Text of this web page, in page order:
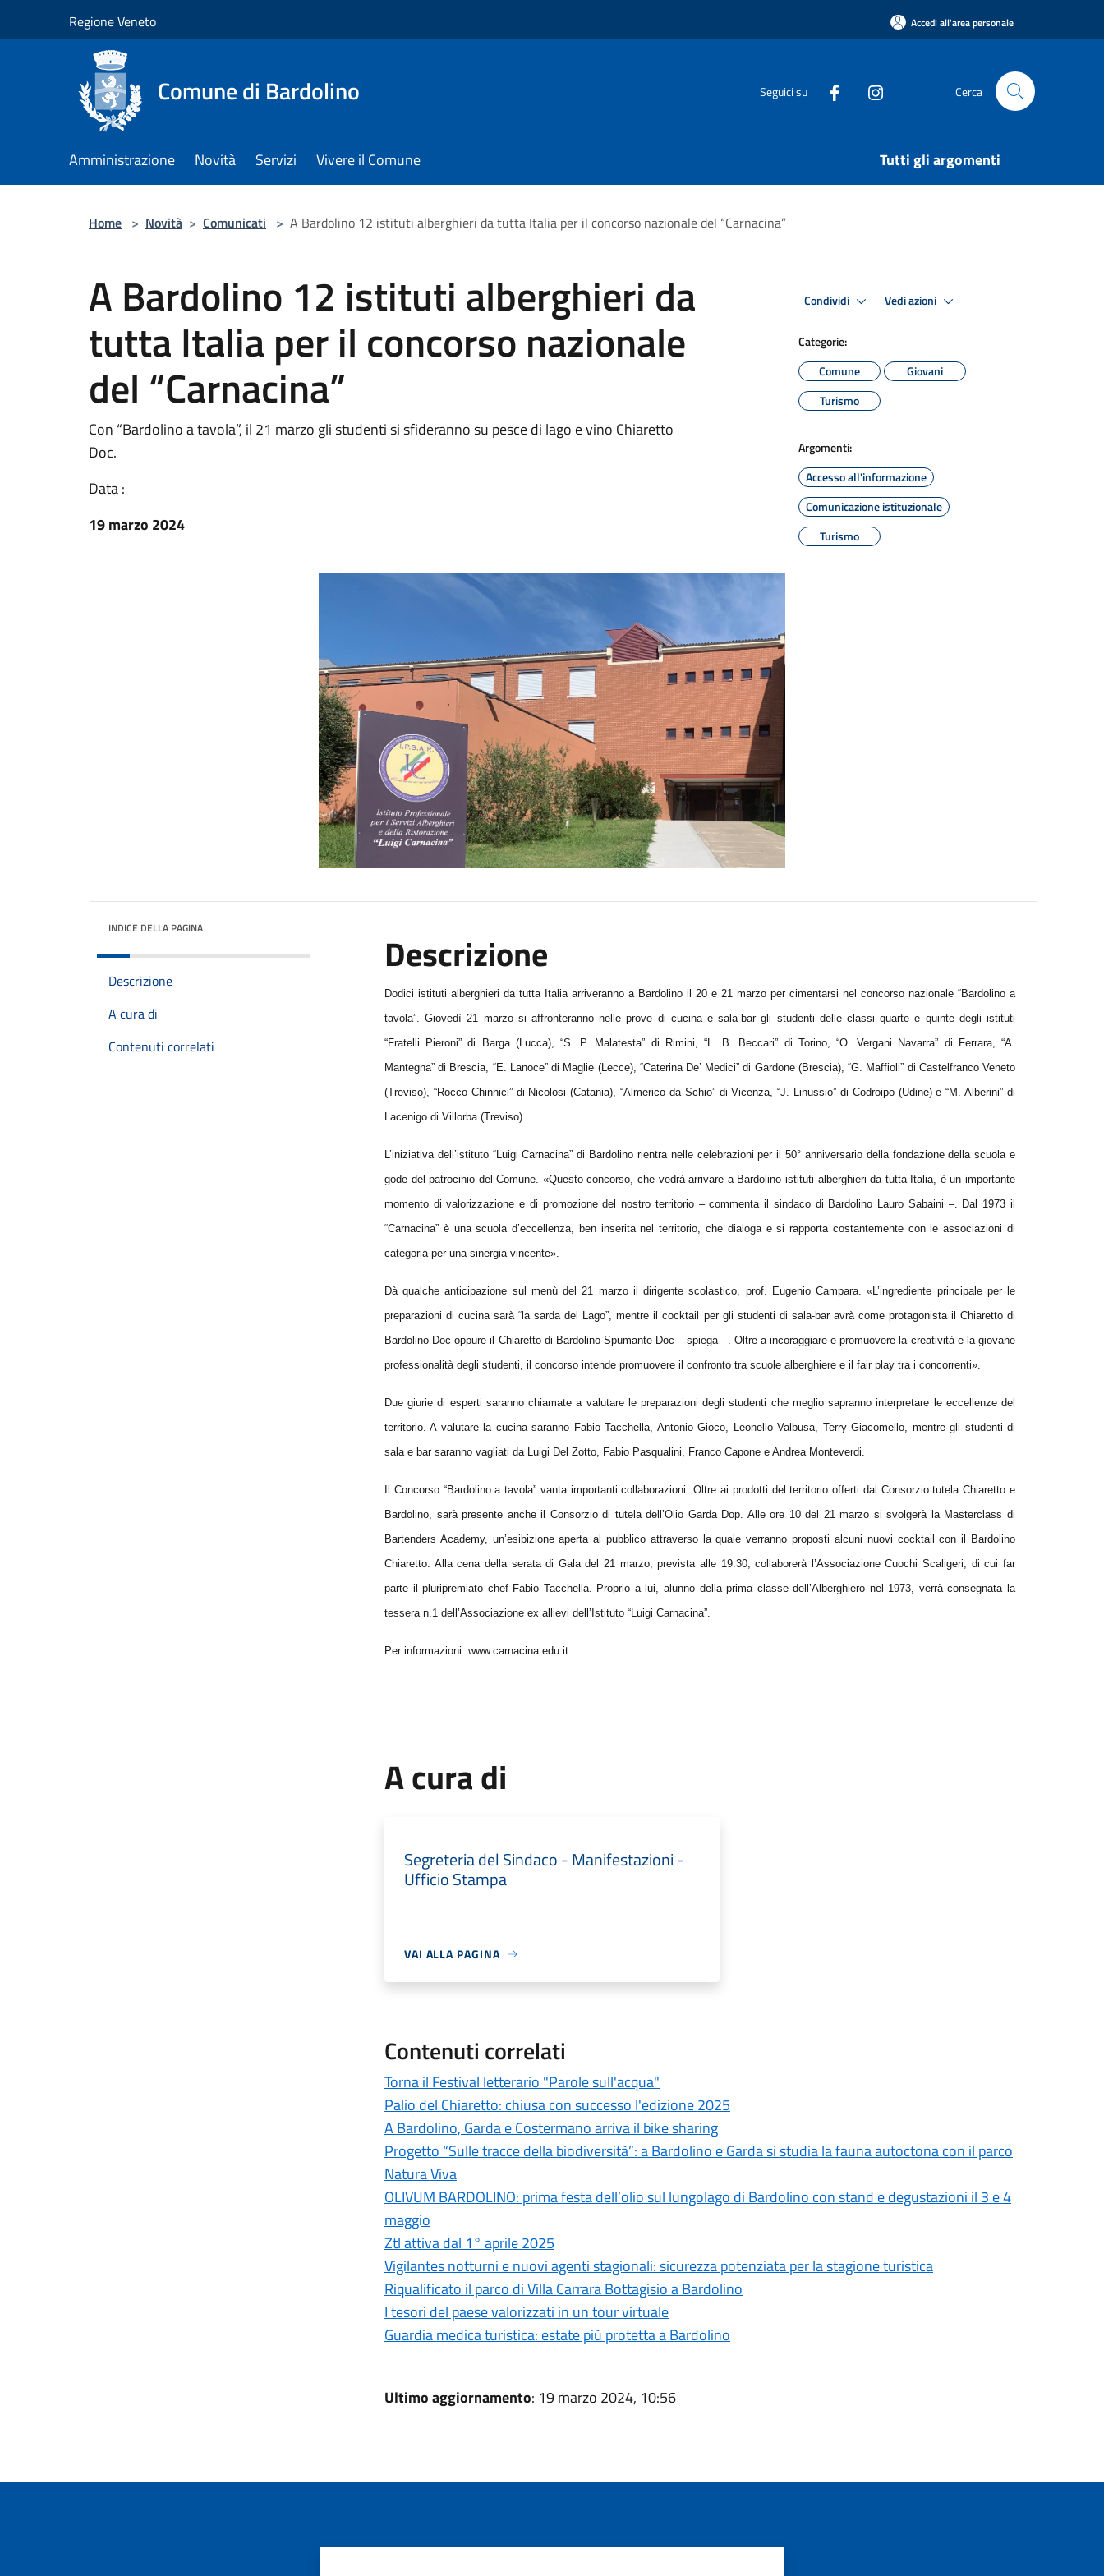
Regione Veneto Accedi all'area personale
Comune di Bardolino Seguici su Cerca
Amministrazione Novità Servizi Vivere il Comune Tutti gli argomenti
Home > Novità > Comunicati > A Bardolino 12 istituti alberghieri da tutta Italia per il concorso nazionale del “Carnacina”
A Bardolino 12 istituti alberghieri da
tutta Italia per il concorso nazionale
del “Carnacina”
Con “Bardolino a tavola”, il 21 marzo gli studenti si sfideranno su pesce di lago e vino Chiaretto
Doc.
Data :
19 marzo 2024
Condividi Vedi azioni
Categorie:
Comune
Giovani
Turismo
Argomenti:
Accesso all'informazione
Comunicazione istituzionale
Turismo
INDICE DELLA PAGINA
Descrizione
A cura di
Contenuti correlati
Descrizione
Dodici istituti alberghieri da tutta Italia arriveranno a Bardolino il 20 e 21 marzo per cimentarsi nel concorso nazionale “Bardolino a
tavola”. Giovedì 21 marzo si affronteranno nelle prove di cucina e sala-bar gli studenti delle classi quarte e quinte degli istituti
“Fratelli Pieroni” di Barga (Lucca), “S. P. Malatesta” di Rimini, “L. B. Beccari” di Torino, “O. Vergani Navarra” di Ferrara, “A.
Mantegna” di Brescia, “E. Lanoce” di Maglie (Lecce), “Caterina De’ Medici” di Gardone (Brescia), “G. Maffioli” di Castelfranco Veneto
(Treviso), “Rocco Chinnici” di Nicolosi (Catania), “Almerico da Schio” di Vicenza, “J. Linussio” di Codroipo (Udine) e “M. Alberini” di
Lacenigo di Villorba (Treviso).
L’iniziativa dell’istituto “Luigi Carnacina” di Bardolino rientra nelle celebrazioni per il 50° anniversario della fondazione della scuola e
gode del patrocinio del Comune. «Questo concorso, che vedrà arrivare a Bardolino istituti alberghieri da tutta Italia, è un importante
momento di valorizzazione e di promozione del nostro territorio – commentail sindaco di Bardolino Lauro Sabaini –. Dal 1973 il
“Carnacina” è una scuola d’eccellenza, ben inserita nel territorio, che dialoga e si rapporta costantemente con le associazioni di
categoria per una sinergia vincente».
Dà qualche anticipazione sul menù del 21 marzo il dirigente scolastico, prof. Eugenio Campara. «L’ingrediente principale per le
preparazioni di cucina sarà “la sarda del Lago”, mentre il cocktail per gli studenti di sala-bar avrà come protagonista il Chiaretto di
Bardolino Doc oppure il Chiaretto di Bardolino Spumante Doc – spiega –. Oltre a incoraggiare e promuovere la creatività e la giovane
professionalità degli studenti, il concorso intende promuovere il confronto tra scuole alberghiere e il fair play tra i concorrenti».
Due giurie di esperti saranno chiamate a valutare le preparazioni degli studenti che meglio sapranno interpretare le eccellenze del
territorio. A valutare la cucina saranno Fabio Tacchella, Antonio Gioco, Leonello Valbusa, Terry Giacomello, mentre gli studenti di
sala e bar saranno vagliati da Luigi Del Zotto, Fabio Pasqualini, Franco Capone e Andrea Monteverdi.
Il Concorso “Bardolino a tavola” vanta importanti collaborazioni. Oltre ai prodotti del territorio offerti dal Consorzio tutela Chiaretto e
Bardolino, sarà presente anche il Consorzio di tutela dell’Olio Garda Dop. Alle ore 10 del 21 marzo si svolgerà la Masterclass di
Bartenders Academy, un’esibizione aperta al pubblico attraverso la quale verranno proposti alcuni nuovi cocktail con il Bardolino
Chiaretto. Alla cena della serata di Gala del 21 marzo, prevista alle 19.30, collaborerà l’Associazione Cuochi Scaligeri, di cui far
parte il pluripremiato chef Fabio Tacchella. Proprio a lui, alunno della prima classe dell’Alberghiero nel 1973, verrà consegnata la
tessera n.1 dell’Associazione ex allievi dell’Istituto “Luigi Carnacina”.
Per informazioni: www.carnacina.edu.it.
A cura di
Segreteria del Sindaco - Manifestazioni -
Ufficio Stampa
VAI ALLA PAGINA
Contenuti correlati
Torna il Festival letterario "Parole sull'acqua"
Palio del Chiaretto: chiusa con successo l'edizione 2025
A Bardolino, Garda e Costermano arriva il bike sharing
Progetto “Sulle tracce della biodiversità”: a Bardolino e Garda si studia la fauna autoctona con il parco
Natura Viva
OLIVUM BARDOLINO: prima festa dell’olio sul lungolago di Bardolino con stand e degustazioni il 3 e 4
maggio
Ztl attiva dal 1° aprile 2025
Vigilantes notturni e nuovi agenti stagionali: sicurezza potenziata per la stagione turistica
Riqualificato il parco di Villa Carrara Bottagisio a Bardolino
I tesori del paese valorizzati in un tour virtuale
Guardia medica turistica: estate più protetta a Bardolino
Ultimo aggiornamento: 19 marzo 2024, 10:56